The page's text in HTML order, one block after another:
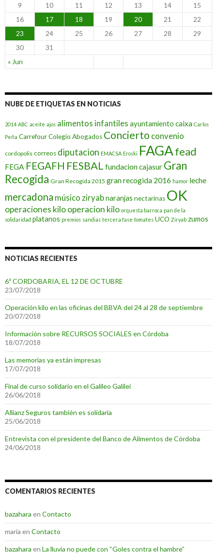
i
i
« Jun
9
10 11 12 13 14
15
16
17 18 19 20 21
22
23
24 25 26 27 28
29
30
31
NUBE DE ETIQUETAS EN NOTICIAS
2014 ABC aceite ajos alimentos infantiles ayuntamiento caixa Carlos
Peña CarrefourColegio Abogados Concierto convenio
cordopolis correos diputacion EMACSA Eroski FAGAfead
FEGA FEGAFH FESBAL fundacion cajasur Gran
Recogida Gran Recogida 2015 gran recogida 2016 hamor leche
mercadona músico ziryabnaranjas nectarinas OK
operaciones kilooperacion kilo orquesta barroca pan de la
solidaridad platanos premios sandias tercera fase tomates UCO Ziryab zumos
NOTICIAS RECIENTES
6ª CORDOBARIA, EL 12 DE OCTUBRE
23/07/2018
Operación kilo en las oficinas del BBVA del 24 al 28 de septiembre
20/07/2018
Información sobre RECURSOS SOCIALES en Córdoba
18/07/2018
Las memorias ya están impresas
17/07/2018
Final de curso solidario en el Galileo Galilei
26/06/2018
Allianz Seguros también es solidaria
25/06/2018
Entrevista con el presidente del Banco de Alimentos de Córdoba
24/06/2018
COMENTARIOS RECIENTES
bazahara en Contacto
maria en Contacto
bazahara en La lluvia no puede con “Goles contra el hambre”